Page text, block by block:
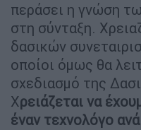
περάσει η γνώση
στη σύνταξη.
δασικών
οποίοι όμως θα
σχεδιασμό της
Χρειάζεται να
έναν τεχνολόγο